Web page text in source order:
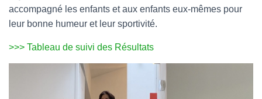
accompagné les enfants et aux enfants eux-mêmes pour
leur bonne humeur et leur sportivité.
>>> Tableau de suivi des Résultats